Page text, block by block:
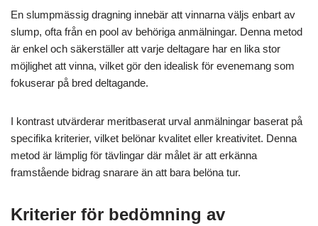
En slumpmässig dragning innebär att vinnarna väljs enbart av
slump, ofta från en pool av behöriga anmälningar. Denna metod
är enkel och säkerställer att varje deltagare har en lika stor
möjlighet att vinna, vilket gör den idealisk för evenemang som
fokuserar på bred deltagande.
I kontrast utvärderar meritbaserat urval anmälningar baserat på
specifika kriterier, vilket belönar kvalitet eller kreativitet. Denna
metod är lämplig för tävlingar där målet är att erkänna
framstående bidrag snarare än att bara belöna tur.
Kriterier för bedömning av